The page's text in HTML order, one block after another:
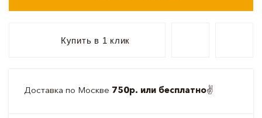
Купить в 1 клик
Доставка по Москве 750р. или бесплатно✌️